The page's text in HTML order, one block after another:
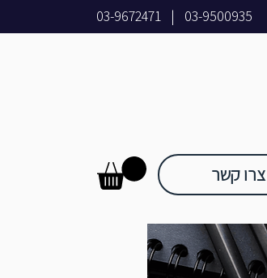
03-9500935
|
03-9672471
צרו קשר